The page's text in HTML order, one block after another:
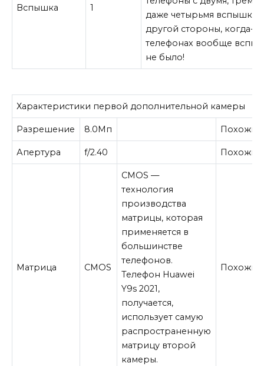
Вспышка 1
даже четырьмя
другой стороны, когда-
телефонах вообще
не было!
Характеристики первой дополнительной камеры
Разрешение 8.0 Мп Похожие
Апертура f/2.40 Похожие
Матрица CMOS
CMOS —
технология
производства
матрицы, которая
применяется в
большинстве
телефонов.
Телефон Huawei
Y9s 2021,
получается,
использует самую
распространенную
матрицу второй
камеры.
Похожие